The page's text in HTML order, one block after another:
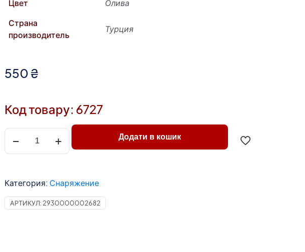
Цвет
Олива
Страна
производитель
Турция
550 ₴
Код товару: 6727
Количество
товара
Тактические
перчатки
пальцев
Додати в кошик
Категория: Снаряжение
АРТИКУЛ: 2930000002682